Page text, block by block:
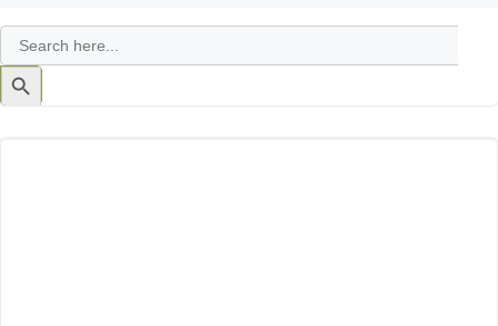
Search
for:
Search
Button